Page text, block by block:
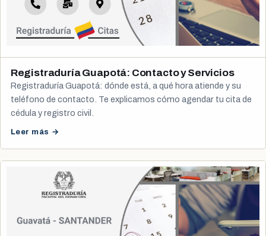
Registraduría Guapotá: Contacto y Servicios
Registraduría Guapotá: dónde está, a qué hora atiende y su
teléfono de contacto. Te explicamos cómo agendar tu cita de
cédula y registro civil.
Leer más →